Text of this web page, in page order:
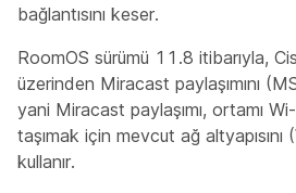
bağlantısını keser.
RoomOS sürümü 11.8 itibarıyla,
üzerinden Miracast paylaşımını
yani Miracast paylaşımı, ortamı
taşımak için mevcut ağ
kullanır.